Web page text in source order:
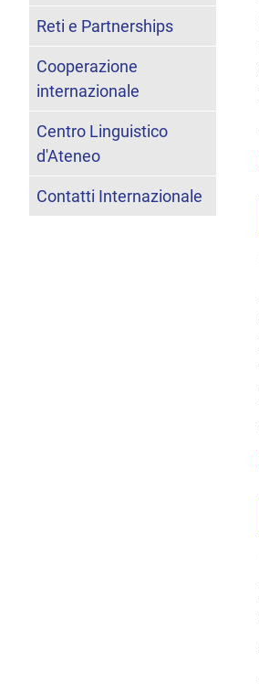
Reti e Partnerships
Cooperazione
internazionale
Centro Linguistico
d'Ateneo
Contatti Internazionale